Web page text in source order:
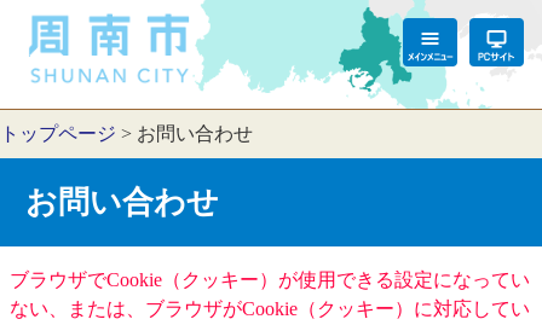
トップページ > お問い合わせ
お問い合わせ
ブラウザでCookie（クッキー）が使用できる設定になってい
ない、または、ブラウザがCookie（クッキー）に対応してい